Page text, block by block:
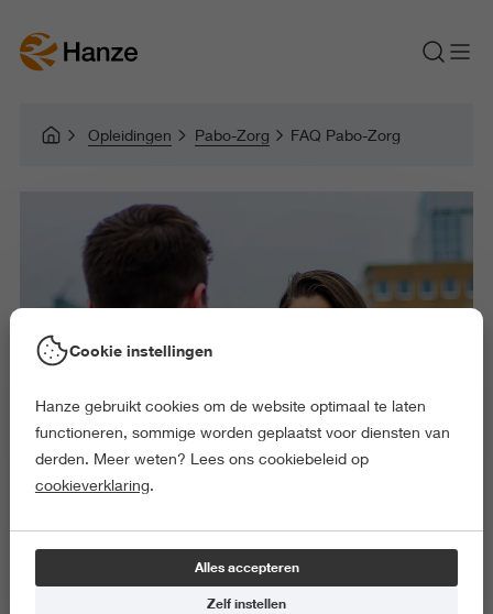
Opleidingen Pabo-Zorg FAQ Pabo-Zorg
FAQ Pabo-Zorg
Cookie instellingen
Hanze gebruikt cookies om de website optimaal te laten
functioneren, sommige worden geplaatst voor diensten van
derden. Meer weten? Lees ons cookiebeleid op
cookieverklaring.
Alles accepteren
Zelf instellen